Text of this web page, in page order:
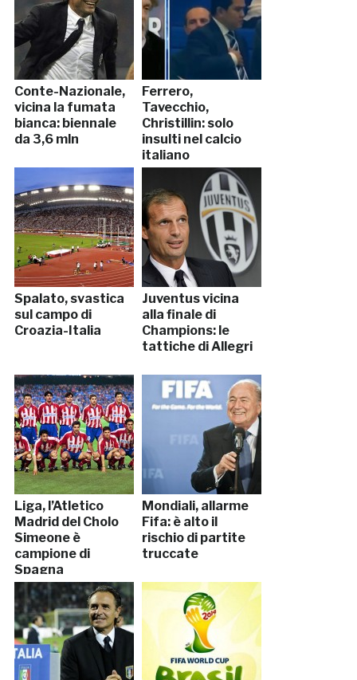
Conte-Nazionale,
vicina la fumata
bianca: biennale
da 3,6 mln
Ferrero,
Tavecchio,
Christillin: solo
insulti nel calcio
italiano
Spalato, svastica
sul campo di
Croazia-Italia
Juventus vicina
alla finale di
Champions: le
tattiche di Allegri
Liga, l’Atletico
Madrid del Cholo
Simeone è
campione di
Spagna
Mondiali, allarme
Fifa: è alto il
rischio di partite
truccate